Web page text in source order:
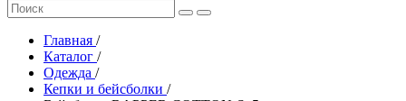
Главная /
Каталог /
Одежда /
Кепки и бейсболки /